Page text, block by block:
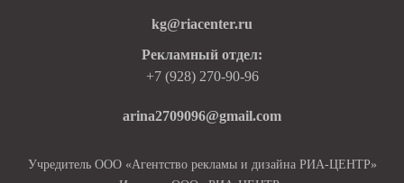
kg@riacenter.ru
Рекламный отдел:
+7 (928) 270-90-96
arina2709096@gmail.com
Учредитель ООО «Агентство рекламы и дизайна РИА-ЦЕНТР»